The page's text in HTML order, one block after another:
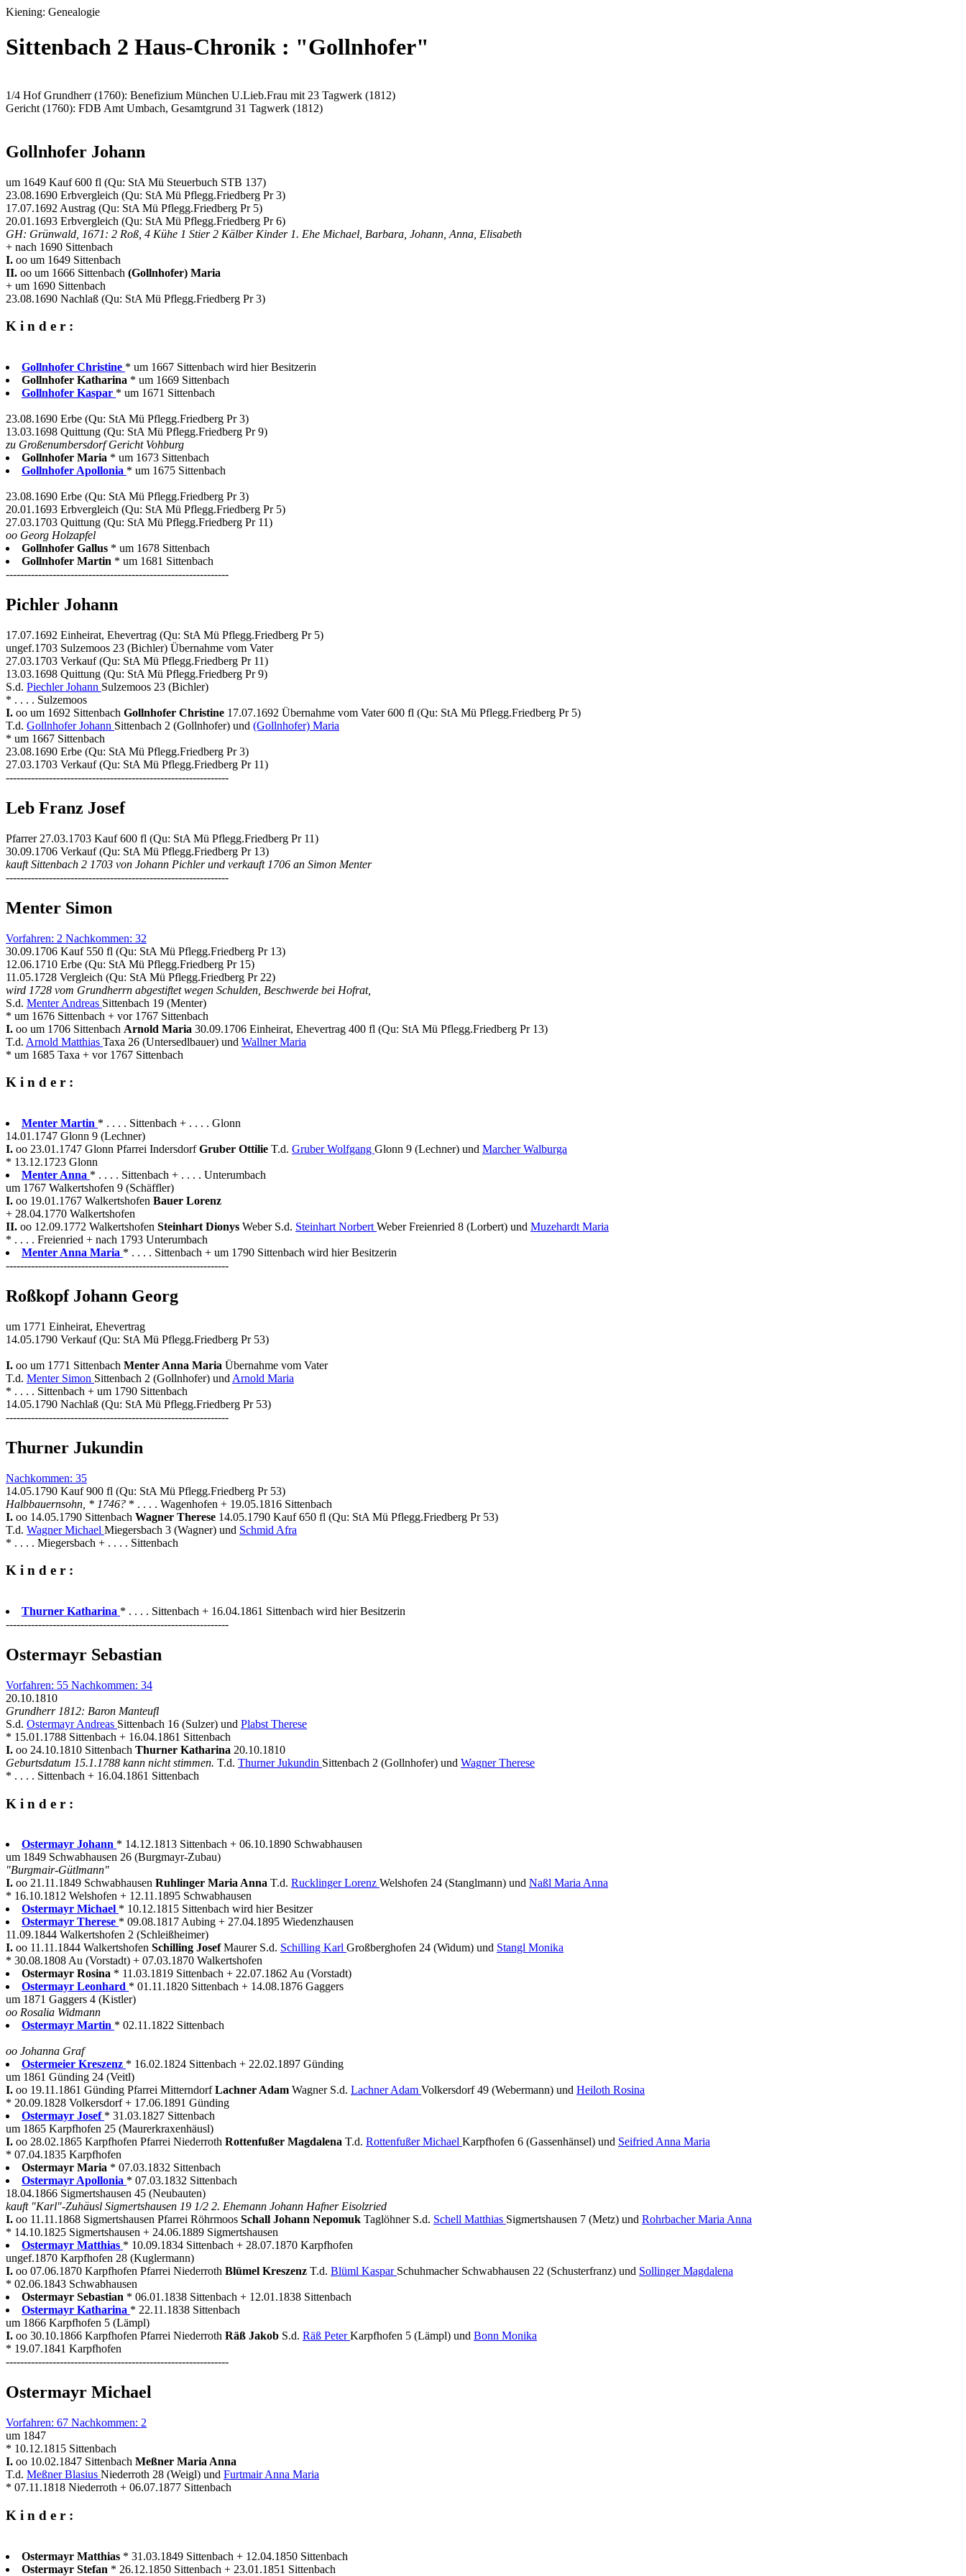
Kiening: Genealogie
Sittenbach 2 Haus-Chronik : "Gollnhofer"
1/4 Hof Grundherr (1760): Benefizium München U.Lieb.Frau mit 23 Tagwerk (1812)
Gericht (1760): FDB Amt Umbach, Gesamtgrund 31 Tagwerk (1812)
Gollnhofer Johann
um 1649 Kauf 600 fl (Qu: StA Mü Steuerbuch STB 137)
23.08.1690 Erbvergleich (Qu: StA Mü Pflegg.Friedberg Pr 3)
17.07.1692 Austrag (Qu: StA Mü Pflegg.Friedberg Pr 5)
20.01.1693 Erbvergleich (Qu: StA Mü Pflegg.Friedberg Pr 6)
GH: Grünwald, 1671: 2 Roß, 4 Kühe 1 Stier 2 Kälber Kinder 1. Ehe Michael, Barbara, Johann, Anna, Elisabeth
+ nach 1690 Sittenbach
I. oo um 1649 Sittenbach
II. oo um 1666 Sittenbach (Gollnhofer) Maria
+ um 1690 Sittenbach
23.08.1690 Nachlaß (Qu: StA Mü Pflegg.Friedberg Pr 3)
K i n d e r :
Gollnhofer Christine * um 1667 Sittenbach wird hier Besitzerin
Gollnhofer Katharina * um 1669 Sittenbach
Gollnhofer Kaspar * um 1671 Sittenbach
23.08.1690 Erbe (Qu: StA Mü Pflegg.Friedberg Pr 3)
13.03.1698 Quittung (Qu: StA Mü Pflegg.Friedberg Pr 9)
zu Großenumbersdorf Gericht Vohburg
Gollnhofer Maria * um 1673 Sittenbach
Gollnhofer Apollonia * um 1675 Sittenbach
23.08.1690 Erbe (Qu: StA Mü Pflegg.Friedberg Pr 3)
20.01.1693 Erbvergleich (Qu: StA Mü Pflegg.Friedberg Pr 5)
27.03.1703 Quittung (Qu: StA Mü Pflegg.Friedberg Pr 11)
oo Georg Holzapfel
Gollnhofer Gallus * um 1678 Sittenbach
Gollnhofer Martin * um 1681 Sittenbach
--------------------------------------------------------------
Pichler Johann
17.07.1692 Einheirat, Ehevertrag (Qu: StA Mü Pflegg.Friedberg Pr 5)
ungef.1703 Sulzemoos 23 (Bichler) Übernahme vom Vater
27.03.1703 Verkauf (Qu: StA Mü Pflegg.Friedberg Pr 11)
13.03.1698 Quittung (Qu: StA Mü Pflegg.Friedberg Pr 9)
S.d. Piechler Johann Sulzemoos 23 (Bichler)
* . . . . Sulzemoos
I. oo um 1692 Sittenbach Gollnhofer Christine 17.07.1692 Übernahme vom Vater 600 fl (Qu: StA Mü Pflegg.Friedberg Pr 5)
T.d. Gollnhofer Johann Sittenbach 2 (Gollnhofer) und (Gollnhofer) Maria
* um 1667 Sittenbach
23.08.1690 Erbe (Qu: StA Mü Pflegg.Friedberg Pr 3)
27.03.1703 Verkauf (Qu: StA Mü Pflegg.Friedberg Pr 11)
--------------------------------------------------------------
Leb Franz Josef
Pfarrer 27.03.1703 Kauf 600 fl (Qu: StA Mü Pflegg.Friedberg Pr 11)
30.09.1706 Verkauf (Qu: StA Mü Pflegg.Friedberg Pr 13)
kauft Sittenbach 2 1703 von Johann Pichler und verkauft 1706 an Simon Menter
--------------------------------------------------------------
Menter Simon
Vorfahren: 2 Nachkommen: 32
30.09.1706 Kauf 550 fl (Qu: StA Mü Pflegg.Friedberg Pr 13)
12.06.1710 Erbe (Qu: StA Mü Pflegg.Friedberg Pr 15)
11.05.1728 Vergleich (Qu: StA Mü Pflegg.Friedberg Pr 22)
wird 1728 vom Grundherrn abgestiftet wegen Schulden, Beschwerde bei Hofrat,
S.d. Menter Andreas Sittenbach 19 (Menter)
* um 1676 Sittenbach + vor 1767 Sittenbach
I. oo um 1706 Sittenbach Arnold Maria 30.09.1706 Einheirat, Ehevertrag 400 fl (Qu: StA Mü Pflegg.Friedberg Pr 13)
T.d. Arnold Matthias Taxa 26 (Untersedlbauer) und Wallner Maria
* um 1685 Taxa + vor 1767 Sittenbach
K i n d e r :
Menter Martin * . . . . Sittenbach + . . . . Glonn
14.01.1747 Glonn 9 (Lechner)
I. oo 23.01.1747 Glonn Pfarrei IndersdorfGruber Ottilie T.d. Gruber Wolfgang Glonn 9 (Lechner) und Marcher Walburga
* 13.12.1723 Glonn
Menter Anna * . . . . Sittenbach + . . . . Unterumbach
um 1767 Walkertshofen 9 (Schäffler)
I. oo 19.01.1767 Walkertshofen Bauer Lorenz
+ 28.04.1770 Walkertshofen
II. oo 12.09.1772 Walkertshofen Steinhart Dionys Weber S.d. Steinhart Norbert Weber Freienried 8 (Lorbert) und Muzehardt Maria
* . . . . Freienried + nach 1793 Unterumbach
Menter Anna Maria * . . . . Sittenbach + um 1790 Sittenbach wird hier Besitzerin
--------------------------------------------------------------
Roßkopf Johann Georg
um 1771 Einheirat, Ehevertrag
14.05.1790 Verkauf (Qu: StA Mü Pflegg.Friedberg Pr 53)
I. oo um 1771 Sittenbach Menter Anna Maria Übernahme vom Vater
T.d. Menter Simon Sittenbach 2 (Gollnhofer) und Arnold Maria
* . . . . Sittenbach + um 1790 Sittenbach
14.05.1790 Nachlaß (Qu: StA Mü Pflegg.Friedberg Pr 53)
--------------------------------------------------------------
Thurner Jukundin
Nachkommen: 35
14.05.1790 Kauf 900 fl (Qu: StA Mü Pflegg.Friedberg Pr 53)
Halbbauernsohn, * 1746? * . . . . Wagenhofen + 19.05.1816 Sittenbach
I. oo 14.05.1790 Sittenbach Wagner Therese 14.05.1790 Kauf 650 fl (Qu: StA Mü Pflegg.Friedberg Pr 53)
T.d. Wagner Michael Miegersbach 3 (Wagner) und Schmid Afra
* . . . . Miegersbach + . . . . Sittenbach
K i n d e r :
Thurner Katharina * . . . . Sittenbach + 16.04.1861 Sittenbach wird hier Besitzerin
--------------------------------------------------------------
Ostermayr Sebastian
Vorfahren: 55 Nachkommen: 34
20.10.1810
Grundherr 1812: Baron Manteufl
S.d. Ostermayr Andreas Sittenbach 16 (Sulzer) und Plabst Therese
* 15.01.1788 Sittenbach + 16.04.1861 Sittenbach
I. oo 24.10.1810 Sittenbach Thurner Katharina 20.10.1810
Geburtsdatum 15.1.1788 kann nicht stimmen. T.d. Thurner Jukundin Sittenbach 2 (Gollnhofer) und Wagner Therese
* . . . . Sittenbach + 16.04.1861 Sittenbach
K i n d e r :
Ostermayr Johann * 14.12.1813 Sittenbach + 06.10.1890 Schwabhausen
um 1849 Schwabhausen 26 (Burgmayr-Zubau)
"Burgmair-Gütlmann"
I. oo 21.11.1849 Schwabhausen Ruhlinger Maria Anna T.d. Rucklinger Lorenz Welshofen 24 (Stanglmann) und Naßl Maria Anna
* 16.10.1812 Welshofen + 12.11.1895 Schwabhausen
Ostermayr Michael * 10.12.1815 Sittenbach wird hier Besitzer
Ostermayr Therese * 09.08.1817 Aubing + 27.04.1895 Wiedenzhausen
11.09.1844 Walkertshofen 2 (Schleißheimer)
I. oo 11.11.1844 Walkertshofen Schilling JosefMaurer S.d. Schilling Karl Großberghofen 24 (Widum) und Stangl Monika
* 30.08.1808 Au (Vorstadt) + 07.03.1870 Walkertshofen
Ostermayr Rosina * 11.03.1819 Sittenbach + 22.07.1862 Au (Vorstadt)
Ostermayr Leonhard * 01.11.1820 Sittenbach + 14.08.1876 Gaggers
um 1871 Gaggers 4 (Kistler)
oo Rosalia Widmann
Ostermayr Martin * 02.11.1822 Sittenbach
oo Johanna Graf
Ostermeier Kreszenz * 16.02.1824 Sittenbach + 22.02.1897 Günding
um 1861 Günding 24 (Veitl)
I. oo 19.11.1861 Günding Pfarrei MitterndorfLachner Adam Wagner S.d. Lachner Adam Volkersdorf 49 (Webermann) und Heiloth Rosina
* 20.09.1828 Volkersdorf + 17.06.1891 Günding
Ostermayr Josef * 31.03.1827 Sittenbach
um 1865 Karpfhofen 25 (Maurerkraxenhäusl)
I. oo 28.02.1865 Karpfhofen Pfarrei Niederroth Rottenfußer Magdalena T.d. Rottenfußer Michael Karpfhofen 6 (Gassenhänsel) und Seifried Anna Maria
* 07.04.1835 Karpfhofen
Ostermayr Maria * 07.03.1832 Sittenbach
Ostermayr Apollonia * 07.03.1832 Sittenbach
18.04.1866 Sigmertshausen 45 (Neubauten)
kauft "Karl"-Zuhäusl Sigmertshausen 19 1/2 2. Ehemann Johann Hafner Eisolzried
I. oo 11.11.1868 Sigmertshausen Pfarrei Röhrmoos Schall Johann Nepomuk Taglöhner S.d. Schell Matthias Sigmertshausen 7 (Metz) und Rohrbacher Maria Anna
* 14.10.1825 Sigmertshausen + 24.06.1889 Sigmertshausen
Ostermayr Matthias * 10.09.1834 Sittenbach + 28.07.1870 Karpfhofen
ungef.1870 Karpfhofen 28 (Kuglermann)
I. oo 07.06.1870 Karpfhofen Pfarrei Niederroth Blümel Kreszenz T.d. Blüml Kaspar Schuhmacher Schwabhausen 22 (Schusterfranz) und Sollinger Magdalena
* 02.06.1843 Schwabhausen
Ostermayr Sebastian * 06.01.1838 Sittenbach + 12.01.1838 Sittenbach
Ostermayr Katharina * 22.11.1838 Sittenbach
um 1866 Karpfhofen 5 (Lämpl)
I. oo 30.10.1866 Karpfhofen Pfarrei Niederroth Räß Jakob S.d. Räß PeterKarpfhofen 5 (Lämpl) und Bonn Monika
* 19.07.1841 Karpfhofen
--------------------------------------------------------------
Ostermayr Michael
Vorfahren: 67 Nachkommen: 2
um 1847
* 10.12.1815 Sittenbach
I. oo 10.02.1847 Sittenbach Meßner Maria Anna
T.d. Meßner Blasius Niederroth 28 (Weigl) und Furtmair Anna Maria
* 07.11.1818 Niederroth + 06.07.1877 Sittenbach
K i n d e r :
Ostermayr Matthias * 31.03.1849 Sittenbach + 12.04.1850 Sittenbach
Ostermayr Stefan * 26.12.1850 Sittenbach + 23.01.1851 Sittenbach